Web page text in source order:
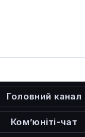
Головний канал
Ком’юніті-чат